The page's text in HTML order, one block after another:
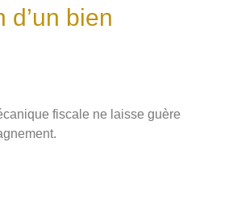
bien
fiscale ne laisse guère